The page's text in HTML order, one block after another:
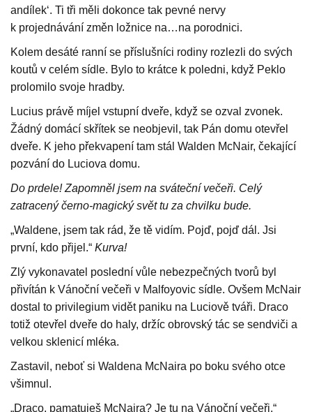
andílek‘. Ti tři měli dokonce tak pevné nervy
k projednávání změn ložnice na…na porodnici.
Kolem desáté ranní se příslušníci rodiny rozlezli do svých
koutů v celém sídle. Bylo to krátce k poledni, když Peklo
prolomilo svoje hradby.
Lucius právě míjel vstupní dveře, když se ozval zvonek.
Žádný domácí skřítek se neobjevil, tak Pán domu otevřel
dveře. K jeho překvapení tam stál Walden McNair, čekající
pozvání do Luciova domu.
Do prdele! Zapomněl jsem na sváteční večeři. Celý
zatracený černo-magický svět tu za chvilku bude.
„Waldene, jsem tak rád, že tě vidím. Pojď, pojď dál. Jsi
první, kdo přijel.“ Kurva!
Zlý vykonavatel poslední vůle nebezpečných tvorů byl
přivítán k Vánoční večeři v Malfoyovic sídle. Ovšem McNair
dostal to privilegium vidět paniku na Luciově tváři. Draco
totiž otevřel dveře do haly, držíc obrovský tác se sendviči a
velkou sklenicí mléka.
Zastavil, neboť si Waldena McNaira po boku svého otce
všimnul.
„Draco, pamatuješ McNaira? Je tu na Vánoční večeři.“